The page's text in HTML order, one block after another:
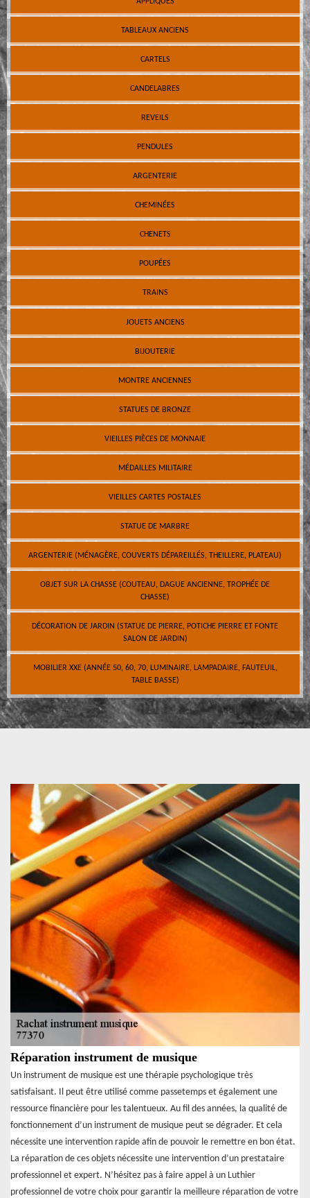
TABLEAUX ANCIENS
CARTELS
CANDELABRES
REVEILS
PENDULES
ARGENTERIE
CHEMINÉES
CHENETS
POUPÉES
TRAINS
JOUETS ANCIENS
BIJOUTERIE
MONTRE ANCIENNES
STATUES DE BRONZE
VIEILLES PIÈCES DE MONNAIE
MÉDAILLES MILITAIRE
VIEILLES CARTES POSTALES
STATUE DE MARBRE
ARGENTERIE (MÉNAGÈRE, COUVERTS DÉPAREILLÉS, THEILLERE, PLATEAU)
OBJET SUR LA CHASSE (COUTEAU, DAGUE ANCIENNE, TROPHÉE DE
CHASSE)
DÉCORATION DE JARDIN (STATUE DE PIERRE, POTICHE PIERRE ET FONTE
SALON DE JARDIN)
MOBILIER XXE (ANNÉE 50, 60, 70, LUMINAIRE, LAMPADAIRE, FAUTEUIL,
TABLE BASSE)
Réparation instrument de musique
Un instrument de musique est une thérapie psychologique très
satisfaisant. Il peut être utilisé comme passetemps et également une
ressource financière pour les talentueux. Au fil des années, la qualité de
fonctionnement d’un instrument de musique peut se dégrader. Et cela
nécessite une intervention rapide afin de pouvoir le remettre en bon état.
La réparation de ces objets nécessite une intervention d’un prestataire
professionnel et expert. N’hésitez pas à faire appel à un Luthier
professionnel de votre choix pour garantir la meilleure réparation de votre